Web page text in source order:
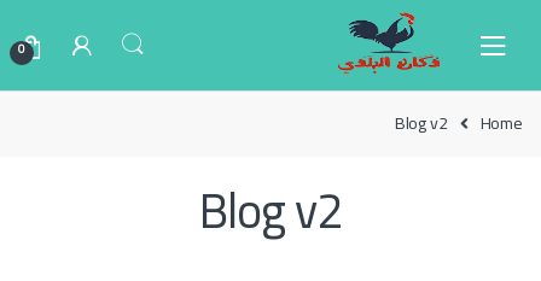
0
Home
Blog v2
Blog v2